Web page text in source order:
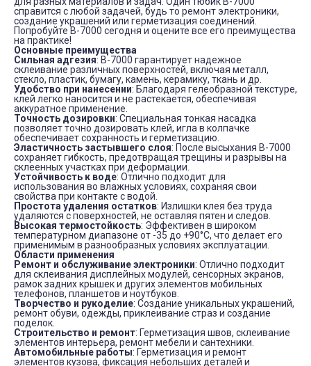
справится с любой задачей, будь то ремонт электроники,
создание украшений или герметизация соединений.
Попробуйте B-7000 сегодня и оцените все его преимущества
на практике!
Основные преимущества
Сильная адгезия: B-7000 гарантирует надежное
склеивание различных поверхностей, включая металл,
стекло, пластик, бумагу, камень, керамику, ткань и др.
Удобство при нанесении: Благодаря гелеобразной текстуре,
клей легко наносится и не растекается, обеспечивая
аккуратное применение.
Точность дозировки: Специальная тонкая насадка
позволяет точно дозировать клей, игла в колпачке
обеспечивает сохранность и герметизацию.
Эластичность застывшего слоя: После высыхания B-7000
сохраняет гибкость, предотвращая трещины и разрывы на
склеенных участках при деформации.
Устойчивость к воде: Отлично подходит для
использования во влажных условиях, сохраняя свои
свойства при контакте с водой.
Простота удаления остатков: Излишки клея без труда
удаляются с поверхностей, не оставляя пятен и следов.
Высокая термостойкость: Эффективен в широком
температурном диапазоне от -35 до +90°C, что делает его
применимым в разнообразных условиях эксплуатации.
Области применения
Ремонт и обслуживание электроники: Отлично подходит
для склеивания дисплейных модулей, сенсорных экранов,
рамок задних крышек и других элементов мобильных
телефонов, планшетов и ноутбуков.
Творчество и рукоделие: Создание уникальных украшений,
ремонт обуви, одежды, приклеивание страз и создание
поделок.
Строительство и ремонт: Герметизация швов, склеивание
элементов интерьера, ремонт мебели и сантехники.
Автомобильные работы: Герметизация и ремонт
элементов кузова, фиксация небольших деталей и